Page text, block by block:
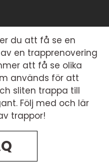
du att få se en
en trapprenovering
att få se olika
används för att
sliten trappa till
Följ med och lär
trappor!